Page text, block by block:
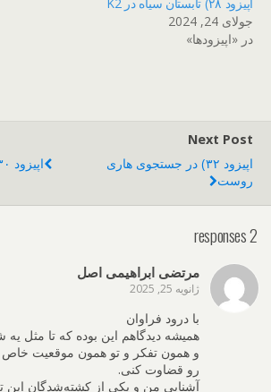
جولای 24, 2024
در «اپیزودها»
اپیزود ۳۰) مرگ در آغوش مارا
Next Post
اپیزود ۳۲) در جستجوی هاری
روست
2 responses
مرتضی ابراهیمی اصل
ژانویه 25, 2025
با درود فراوان
همیشه دیدگاهم این بوده که تا مثل
و همون تفکر و تو همون موقعیت خاص
رو قضاوت کنی.
آشنایی من و یکی از کشته‌شدگان این